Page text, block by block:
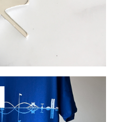
página
do
produto